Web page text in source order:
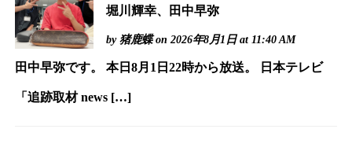
堀川輝幸、田中早弥
by猪鹿蝶on 2026年8月1日 at 11:40 AM
田中早弥です。 本日8月1日22時から放送。 日本テレビ
「追跡取材 news […]